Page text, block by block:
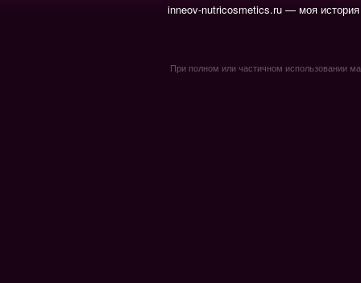
inneov-nutricosmetics.ru — моя
При полном или частичном использовании